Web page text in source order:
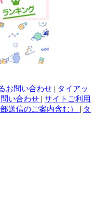
お問い合わせ | タイアッ
い合わせ | サイトご利用
送信のご案内含む） | タ